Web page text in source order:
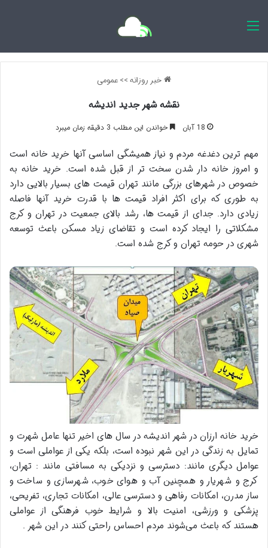
خبر روزانه>>عمومی
نقشه شهر جدید اندیشه
18 آبان خواندن این مطلب 3 دقیقه زمان میبرد
مهم ترین دغدغه مردم و نیاز همیشگی اساسی آنها خرید خانه است
و امروز خانه دار شدن سخت تر از قبل شده است. خرید خانه به
خصوص در شهرهای بزرگی مانند تهران قیمت های بسیار بالایی دارد
به طوری که برای اکثر افراد قیمت ها با قدرت خرید آنها فاصله
زیادی دارد. جدای از قیمت ها، رشد بالای جمعیت در تهران و کرج
مشکلاتی را ایجاد کرده است و تقاضای زیاد مسکن باعث توسعه
شهری در حومه تهران و کرج شده است.
خرید خانه ارزان در شهر اندیشه در سال های اخیر تنها عامل شهرت و
تمایل به زندگی در این شهر نبوده است، بلکه یکی از عواملی است و
عوامل دیگری مانند: دسترسی و نزدیکی به مسافتی مانند : تهران،
کرج و شهریار و همچنین آب و هوای خوب، شهرسازی و ساخت و
ساز مدرن، امکانات رفاهی و دسترسی عالی، امکانات تجاری، تفریحی،
پزشکی و ورزشی، امنیت بالا و شرایط خوب فرهنگی از عواملی
هستند که باعث می‌شوند مردم احساس راحتی کنند در این شهر .